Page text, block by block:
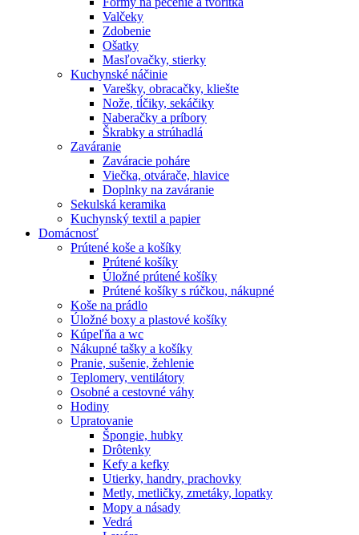
Valčeky
Zdobenie
Ošatky
Masľovačky, stierky
Kuchynské náčinie
Varešky, obracačky, kliešte
Nože, tĺčiky, sekáčiky
Naberačky a príbory
Škrabky a strúhadlá
Zaváranie
Zaváracie poháre
Viečka, otvárače, hlavice
Doplnky na zaváranie
Sekulská keramika
Kuchynský textil a papier
Domácnosť
Prútené koše a košíky
Prútené košíky
Úložné prútené košíky
Prútené košíky s rúčkou, nákupné
Koše na prádlo
Úložné boxy a plastové košíky
Kúpeľňa a wc
Nákupné tašky a košíky
Pranie, sušenie, žehlenie
Teplomery, ventilátory
Osobné a cestovné váhy
Hodiny
Upratovanie
Špongie, hubky
Drôtenky
Kefy a kefky
Utierky, handry, prachovky
Metly, metličky, zmetáky, lopatky
Mopy a násady
Vedrá